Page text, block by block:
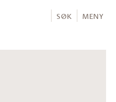
SØK MENY